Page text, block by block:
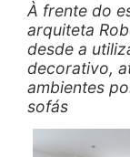
À frente do
arquiteta
desde a
decorativo,
ambientes
sofás